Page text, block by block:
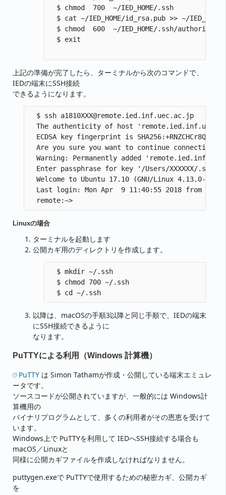
  $ chmod  700  ~/IED_HOME/.ssh
$ cat ~/IED_HOME/id_rsa.pub >> ~/
$ chmod  600  ~/IED_HOME/.ssh/
  $ exit
上記の準備が完了したら、ターミナルから次のコマンドで、
IEDの端末にSSH接続
できるようになります。
  $ ssh a1810XXX@remote.ied.inf.uec.ac.jp
The authenticity of host
ECDSA key fingerprint is
Are you sure you want to continue connecting
Warning: Permanently added
Enter passphrase for key '/Users/XXXXXX/.ssh/
Welcome to Ubuntu 17.10 (GNU/Linux 4.13.0-21-
Last login: Mon Apr  9 11:40:55 2018 from
Linuxの場合
ターミナルを起動します
公開カギ用のディレクトリを作成します。
  $ mkdir ~/.ssh
  $ chmod 700 ~/.ssh
以降は、macOSの手順3以降と同じ手順で、IEDの端末
にSSH接続できるように
なります。
PuTTYによる利用（Windows 計算機）
PuTTY は Simon Tathamが作成・公開している端末エミュレ
ータです。
ソースコードが公開されていますが、一般的には Windows計
算機用の
バイナリプログラムとして、多くの利用者がその恩恵を受けて
います。
Windows上で PuTTYを利用して IEDへSSH接続する場合も
macOS／Linuxと
同様に公開カギファイルを作成しなければなりません。
puttygen.exeで PuTTYで使用するための秘密カギ、公開カギ
を